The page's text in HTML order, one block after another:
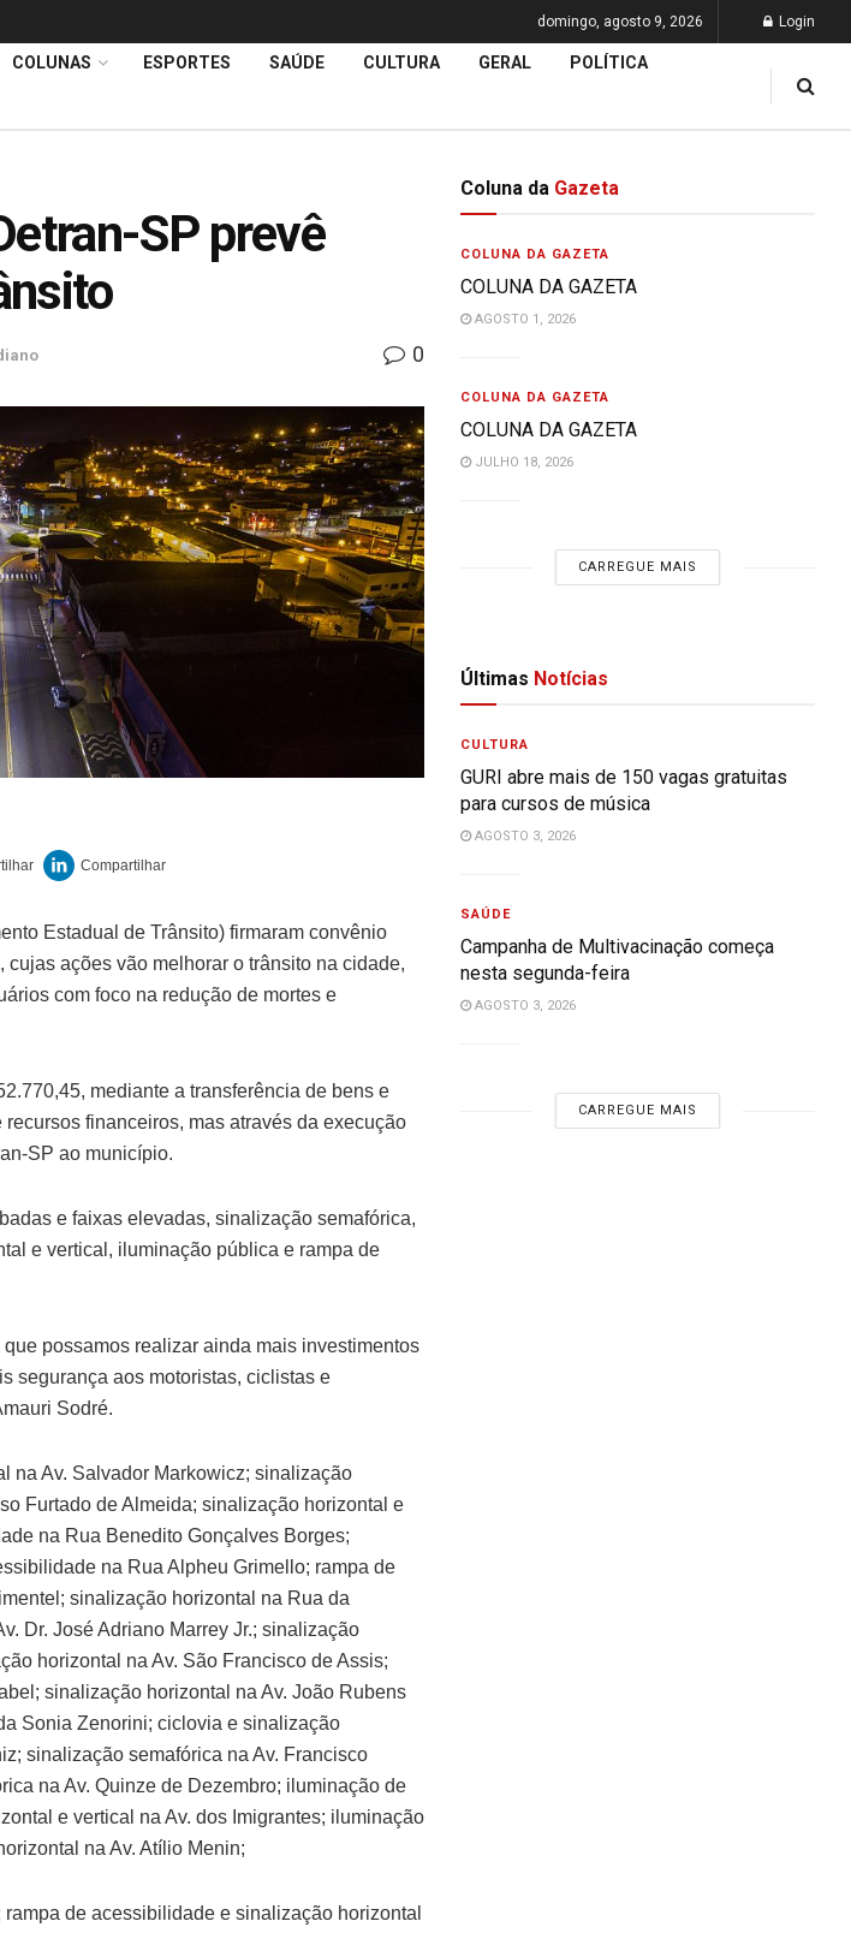
domingo, agosto 9, 2026 Login
COLUNAS ESPORTES SAÚDE CULTURA GERAL POLÍTICA
SP prevê
0
Estadual de Trânsito) firmaram convênio
ações vão melhorar o trânsito na cidade,
com foco na redução de mortes e
mediante a transferência de bens e
financeiros, mas através da execução
SP ao município.
e faixas elevadas, sinalização semafórica,
e vertical, iluminação pública e rampa de
possamos realizar ainda mais investimentos
segurança aos motoristas, ciclistas e
Sodré.
na Av. Salvador Markowicz; sinalização
Furtado de Almeida; sinalização horizontal e
na Rua Benedito Gonçalves Borges;
na Rua Alpheu Grimello; rampa de
sinalização horizontal na Rua da
Dr. José Adriano Marrey Jr.; sinalização
horizontal na Av. São Francisco de Assis;
sinalização horizontal na Av. João Rubens
Sonia Zenorini; ciclovia e sinalização
sinalização semafórica na Av. Francisco
na Av. Quinze de Dezembro; iluminação de
e vertical na Av. dos Imigrantes; iluminação
na Av. Atílio Menin;
rampa de acessibilidade e sinalização horizontal
Coluna da Gazeta
COLUNA DA GAZETA
COLUNA DA GAZETA
AGOSTO 1, 2026
COLUNA DA GAZETA
COLUNA DA GAZETA
JULHO 18, 2026
CARREGUE MAIS
Últimas Notícias
CULTURA
GURI abre mais de 150 vagas gratuitas
para cursos de música
AGOSTO 3, 2026
SAÚDE
Campanha de Multivacinação começa
nesta segunda-feira
AGOSTO 3, 2026
CARREGUE MAIS